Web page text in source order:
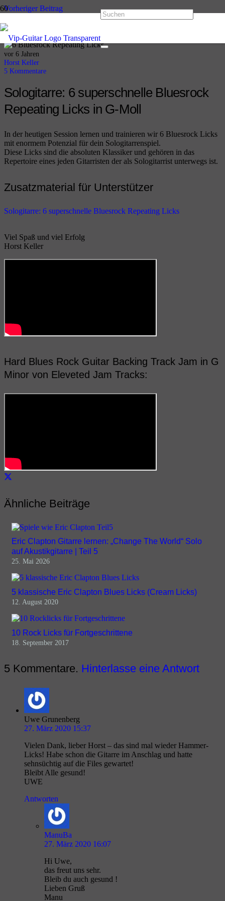
Vorheriger Beitrag
10 Rock Licks für Fortgeschrittene
Nächster Beitrag
5 essenzielle Rockgitarrenlicks für deinen nächsten Level
vor 6 Jahren
Horst Keller
5 Kommentare
Sologitarre: 6 superschnelle Bluesrock
Repeating Licks in G-Moll
In der heutigen Session lernen und trainieren wir 6 Bluesrock Licks
mit enormem Potenzial für dein Sologitarrenspiel.
Diese Licks sind die absoluten Klassiker und gehören in das
Repertoire eines jeden Gitarristen der als Sologitarrist unterwegs ist.
Zusatzmaterial für Unterstützer
Sologitarre: 6 superschnelle Bluesrock Repeating Licks
Viel Spaß und viel Erfolg
Horst Keller
Hard Blues Rock Guitar Backing Track Jam in G
Minor von Eleveted Jam Tracks:
Ähnliche Beiträge
Eric Clapton Gitarre lernen: „Change The World“ Solo
auf Akustikgitarre | Teil 5
25. Mai 2026
5 klassische Eric Clapton Blues Licks (Cream Licks)
12. August 2020
10 Rock Licks für Fortgeschrittene
18. September 2017
5 Kommentare. Hinterlasse eine Antwort
Uwe Grunenberg
27. März 2020 15:37
Vielen Dank, lieber Horst – das sind mal wieder Hammer-
Licks! Habe schon die Gitarre im Anschlag und hatte
sehnsüchtig auf die Files gewartet!
Bleibt Alle gesund!
UWE
Antworten
ManuBa
27. März 2020 16:07
Hi Uwe,
das freut uns sehr.
Bleib du auch gesund !
Lieben Gruß
Manu